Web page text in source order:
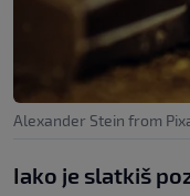
Alexander Stein from
Iako je slatkiš